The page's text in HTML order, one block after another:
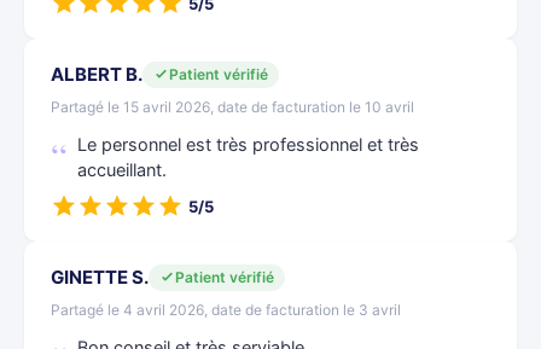
ALBERT B.
Patient vérifié
Partagé le 15 avril 2026, date de facturation le 10 avril
Le personnel est très professionnel et très
accueillant.
5/5
GINETTE S.
Patient vérifié
Partagé le 4 avril 2026, date de facturation le 3 avril